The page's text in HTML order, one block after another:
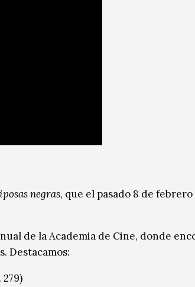
negras, que el pasado 8 de
de la Academia de Cine, donde
Destacamos: